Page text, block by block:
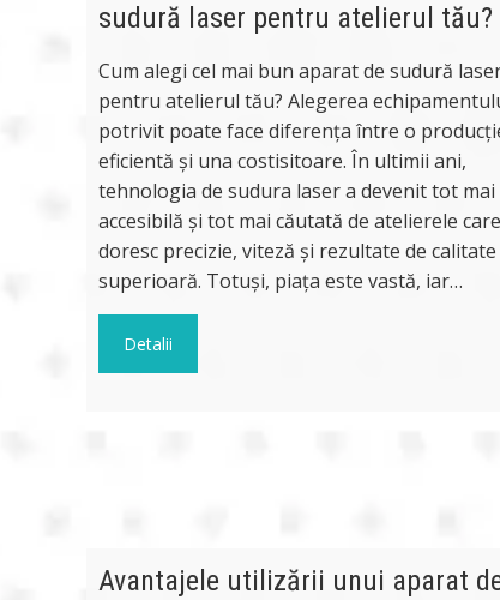
sudură laser pentru atelierul tău?
Cum alegi cel mai bun aparat de sudură
pentru atelierul tău? Alegerea
potrivit poate face diferența între o
eficientă și una costisitoare. În ultimii ani,
tehnologia de sudura laser a devenit tot mai
accesibilă și tot mai căutată de atelierele care
doresc precizie, viteză și rezultate de calitate
superioară. Totuși, piața este vastă, iar…
Detalii
Avantajele utilizării unui aparat